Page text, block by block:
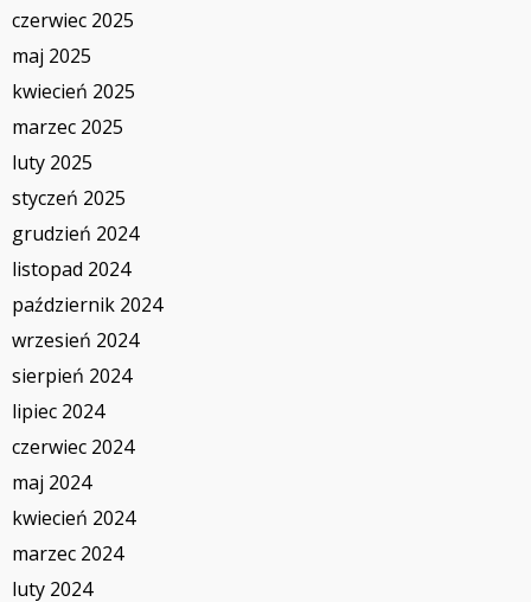
czerwiec 2025
maj 2025
kwiecień 2025
marzec 2025
luty 2025
styczeń 2025
grudzień 2024
listopad 2024
październik 2024
wrzesień 2024
sierpień 2024
lipiec 2024
czerwiec 2024
maj 2024
kwiecień 2024
marzec 2024
luty 2024